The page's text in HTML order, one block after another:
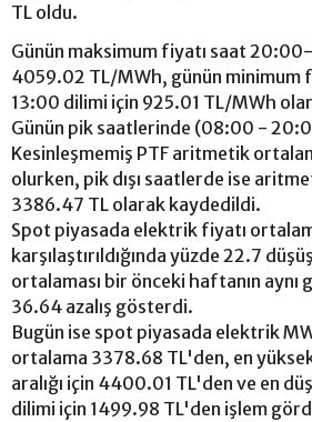
TL oldu.
Günün maksimum fiyatı saat 20:00-
4059.02 TL/MWh, günün minimum
13:00 dilimi için 925.01 TL/MWh
Günün pik saatlerinde (08:00 -
Kesinleşmemiş PTF aritmetik
olurken, pik dışı saatlerde ise
3386.47 TL olarak kaydedildi.
Spot piyasada elektrik fiyatı
karşılaştırıldığında yüzde 22.7
ortalaması bir önceki haftanın aynı
36.64 azalış gösterdi.
Bugün ise spot piyasada elektrik
ortalama 3378.68 TL'den, en
aralığı için 4400.01 TL'den ve en
dilimi için 1499.98 TL'den işlem